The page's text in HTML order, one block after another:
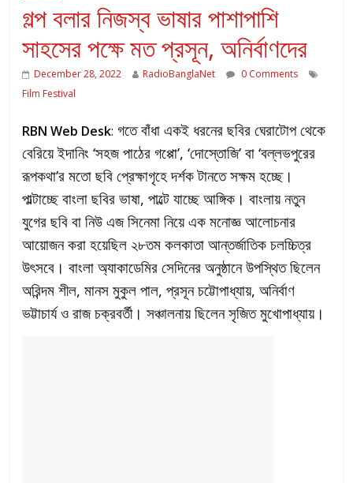
গল্প বলার নিজস্ব ভাষার পাশাপাশি
সাহসের পক্ষে মত প্রসূন, অনির্বাণদের
December 28, 2022 RadioBanglaNet
0 Comments
Film Festival
RBN Web Desk: গতে বাঁধা একই ধরনের ছবির ঘেরাটোপ থেকে
বেরিয়ে ইদানিং ‘সহজ পাঠের গপ্পো’, ‘দোস্তোজি’ বা ‘বল্লভপুরের
রূপকথা’র মতো ছবি প্রেক্ষাগৃহে দর্শক টানতে সক্ষম হচ্ছে।
পাল্টাচ্ছে বাংলা ছবির ভাষা, পাল্টে যাচ্ছে আঙ্গিক। বাংলায় নতুন
যুগের ছবি বা নিউ এজ সিনেমা নিয়ে এক মনোজ্ঞ আলোচনার
আয়োজন করা হয়েছিল ২৮তম কলকাতা আন্তর্জাতিক চলচ্চিত্র
উৎসবে। বাংলা অ্যাকাডেমির সেদিনের অনুষ্ঠানে উপস্থিত ছিলেন
অরিন্দম শীল, মানস মুকুল পাল, প্রসূন চট্টোপাধ্যায়, অনির্বাণ
ভট্টাচার্য ও রাজ চক্রবর্তী। সঞ্চালনায় ছিলেন সৃজিত মুখোপাধ্যায়।